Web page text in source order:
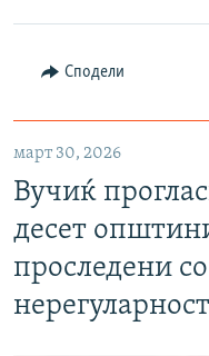
Сподели
март 30, 2026
Вучиќ
десет
проследени